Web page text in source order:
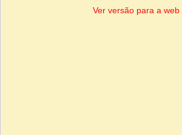
Ver versão para a web